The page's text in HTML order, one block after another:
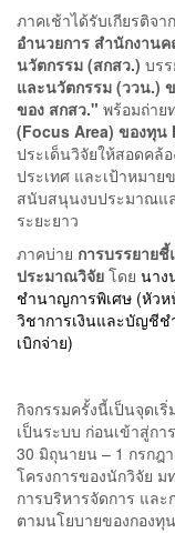
ภาคเช้าได้รับเกียรติจาก
อำนวยการ สำนักงาน
นวัตกรรม (สกสว.) บร
และนวัตกรรม (ววน.)
ของ สกสว." พร้อมถ่าย
(Focus Area) ของทุน
ประเด็นวิจัยให้สอดคล้
ประเทศ และเป้าหมาย
สนับสนุนงบประมาณแล
ระยะยาว
ภาคบ่าย การบรรยาย
ประมาณวิจัย โดย นาง
ชำนาญการพิเศษ (หัวห
วิชาการเงินและบัญชี
เบิกจ่าย)
กิจกรรมครั้งนี้เป็นจุดเ
เป็นระบบ ก่อนเข้าสู่ก
30 มิถุนายน – 1 กรกฎ
โครงการของนักวิจัย
การบริหารจัดการ แล
ตามนโยบายของกองทุ